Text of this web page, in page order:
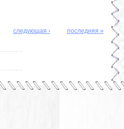
следующая › последняя »